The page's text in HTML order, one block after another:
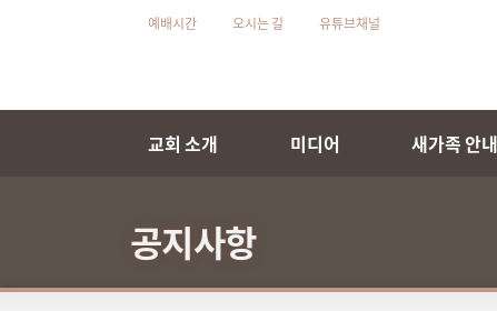
예배시간 오시는 길 유튜브채널
교회 소개 미디어 새가족 안내
공지사항